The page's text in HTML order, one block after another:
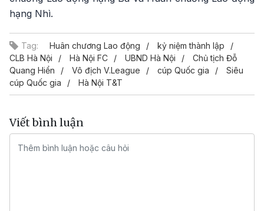
hạng Nhì.
Tag: Huân chương Lao động
kỷ niệm thành lập
CLB Hà Nội
Hà Nội FC UBND Hà Nội
Chủ tịch Đỗ
Quang Hiển
Vô địch V.League cúp Quốc gia
Siêu
cúp Quốc gia
Hà Nội T&T
Viết bình luận